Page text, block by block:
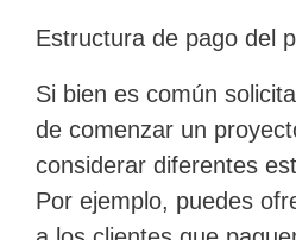
Estructura de pago del
Si bien es común
de comenzar un
considerar diferentes
Por ejemplo, puedes